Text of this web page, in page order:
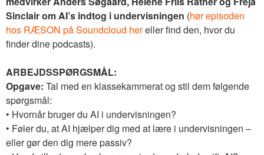
Sinclair om AI’s indtog i undervisningen (hør episoden
hos RÆSON på Soundcloud hereller find den, hvor du
finder dine podcasts).
ARBEJDSSPØRGSMÅL:
Opgave: Tal med en klassekammerat og stil dem følgende
spørgsmål:
• Hvornår bruger du AI i undervisningen?
• Føler du, at AI hjælper dig med at lære i undervisningen –
eller gør den dig mere passiv?